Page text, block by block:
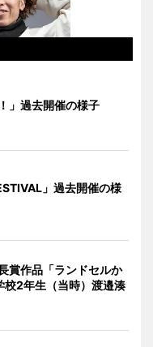
」過去開催の様子
」過去開催の様
賞作品「ランドセルか
校2年生（当時）渡邉湊